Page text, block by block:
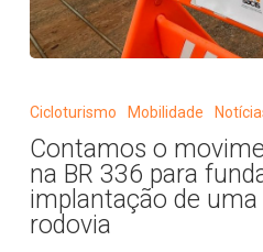
o
de
ciclistas
na
Cicloturismo Mobilidade
Contamos o
na BR 336 para
implantação de
rodovia